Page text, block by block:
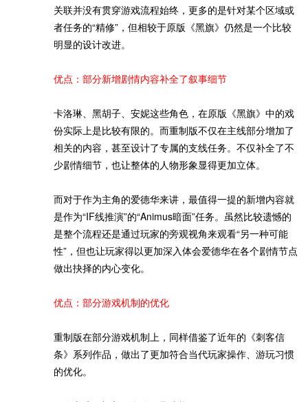
关联并没有贯穿游戏流程始终，更多的是针对某个区域或
者任务的“精修”，但相较于原版《黑旗》仍然是一个比较
明显的设计改进。
优点：部分新增剧情内容补全了叙事细节
卡洛琳、黑胡子、安妮这些角色，在原版《黑旗》中的戏
份实际上是比较有限的。而重制版不仅在主线部分增加了
相关的内容，甚至设计了专属的支线任务。不仅补全了不
少剧情细节，也让整体的人物形象显得更加立体。
而对于作为主角的爱德华来讲，最值得一提的新增内容就
是作为“IF线推演”的“Animus暗面”任务。虽然比较遗憾的
是整个流程还是通过玩家的旁观视角来观看“另一种可能
性”，但也让玩家得以更加深入体会爱德华在各个剧情节点
做出抉择的内心变化。
优点：部分游戏机制的优化
重制版在部分游戏机制上，同样借鉴了近年的《刺客信
条》系列作品，做出了更加符合当代玩家操作、游玩习惯
的优化。